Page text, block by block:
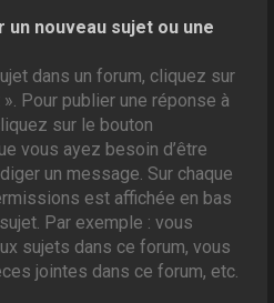
un nouveau sujet ou une
dans un forum, cliquez sur
Pour publier une réponse à
sur le bouton
vous ayez besoin d’être
un message. Sur chaque
est affichée en bas
Par exemple : vous
sujets dans ce forum, vous
jointes dans ce forum, etc.